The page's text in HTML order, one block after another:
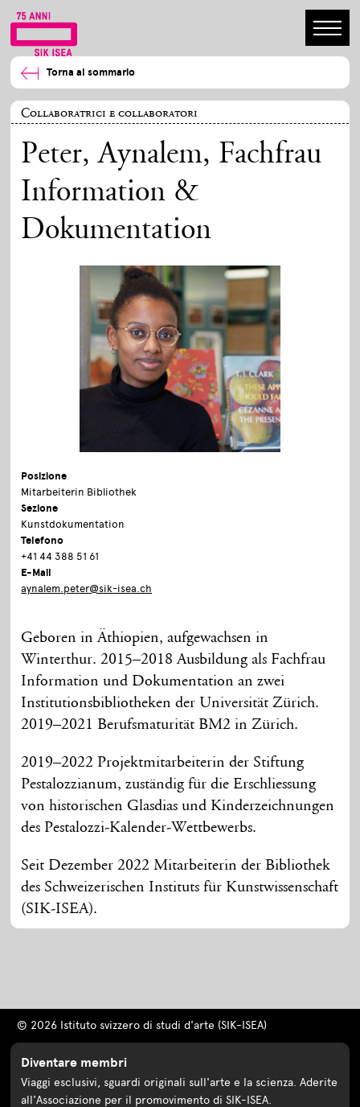
Torna al sommario
Collaboratrici e collaboratori
Peter, Aynalem, Fachfrau
Information &
Dokumentation
Posizione
Mitarbeiterin Bibliothek
Sezione
Kunstdokumentation
Telefono
+41 44 388 51 61
E-Mail
aynalem.peter@sik-isea.ch
Geboren in Äthiopien, aufgewachsen in
Winterthur. 2015–2018 Ausbildung als Fachfrau
Information und Dokumentation an zwei
Institutionsbibliotheken der Universität Zürich.
2019–2021 Berufsmaturität BM2 in Zürich.
2019–2022 Projektmitarbeiterin der Stiftung
Pestalozzianum, zuständig für die Erschliessung
von historischen Glasdias und Kinderzeichnungen
des Pestalozzi-Kalender-Wettbewerbs.
Seit Dezember 2022 Mitarbeiterin der Bibliothek
des Schweizerischen Instituts für Kunstwissenschaft
(SIK-ISEA).
© 2026 Istituto svizzero di studi d'arte (SIK-ISEA)
Diventare membri
Viaggi esclusivi, sguardi originali sull'arte e la scienza. Aderite
all'Associazione per il promovimento di SIK-ISEA.